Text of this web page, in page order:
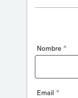
Nombre *
Email *